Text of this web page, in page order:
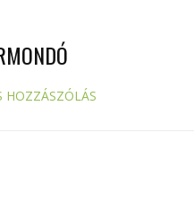
HOZZÁSZÓLÁS